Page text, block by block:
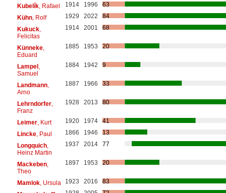
Kubelík, Rafael 1914 1996
63
Kühn, Rolf 1929 2022
84
Kukuck,
Felicitas
1914 2001 68
Künneke,
Eduard
1885 1953 20
Lampel,
Samuel
1884 1942 9
Landmann,
Arno
1887 1966 33
Lehrndorfer,
Franz
1928 2013 80
Leimer, Kurt 1920 1974
41
Lincke, Paul 1866 1946
13
Longquich,
Heinz Martin
1937 2014 77
Mackeben,
Theo
1897 1953 20
Mamlok, Ursula 1923 2016
83